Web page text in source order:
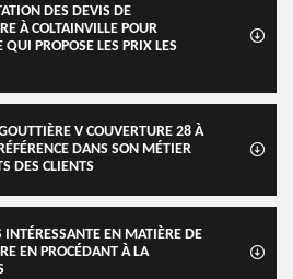
DES DEVIS DE
À COLTAINVILLE POUR
QUI PROPOSE LES PRIX LES
V COUVERTURE 28 À
DANS SON MÉTIER
DES CLIENTS
INTÉRESSANTE EN MATIÈRE DE
EN PROCÉDANT À LA